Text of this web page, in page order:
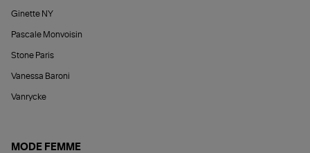
Ginette NY
Pascale Monvoisin
Stone Paris
Vanessa Baroni
Vanrycke
MODE FEMME